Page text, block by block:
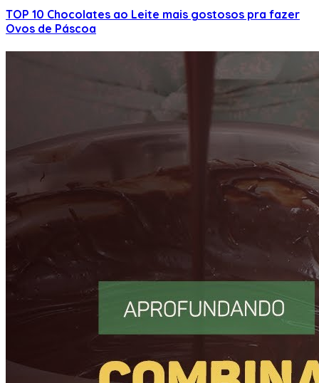
TOP 10 Chocolates ao Leite mais gostosos pra fazer
Ovos de Páscoa